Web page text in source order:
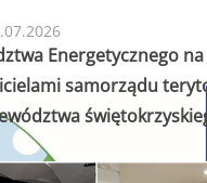
Energetycznego
samorządu